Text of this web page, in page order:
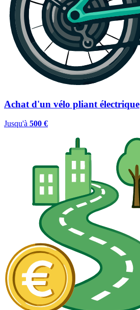
Achat d'un vélo pliant électrique
Jusqu'à 500 €